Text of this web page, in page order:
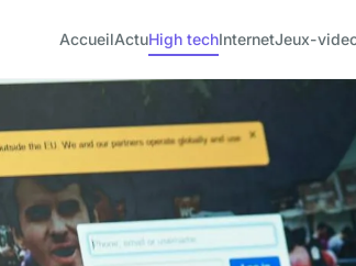
AccueilActuHigh techInternetJeux-